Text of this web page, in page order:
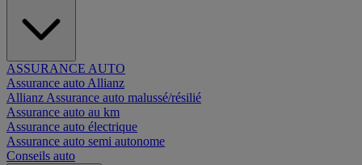
ASSURANCE AUTO
Assurance auto Allianz
Allianz Assurance auto malussé/résilié
Assurance auto au km
Assurance auto électrique
Assurance auto semi autonome
Conseils auto